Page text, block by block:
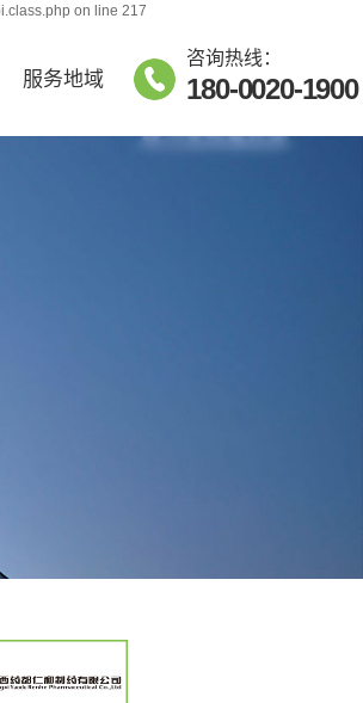
on line 217
服务地域
咨询热线：
180-0020-1900